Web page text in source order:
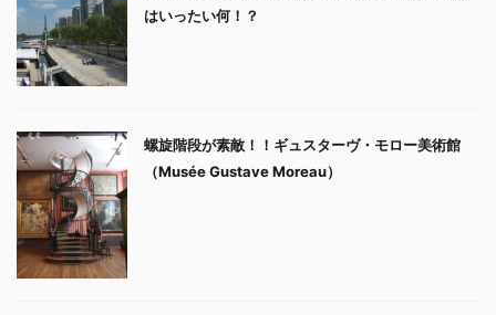
はいったい何！？
螺旋階段が素敵！！ギュスターヴ・モロー美術館
（Musée Gustave Moreau）